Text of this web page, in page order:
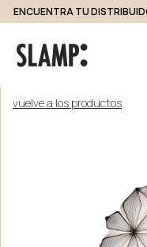
ENCUENTRA TU
vuelve a los productos